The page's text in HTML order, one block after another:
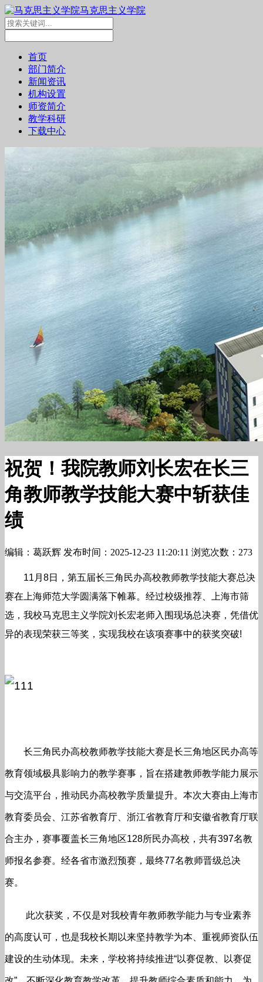
马克思主义学院
首页
部门简介
新闻资讯
机构设置
师资简介
教学科研
下载中心
祝贺！我院教师刘长宏在长三
角教师教学技能大赛中斩获佳
绩
编辑：葛跃辉 发布时间：2025-12-23 11:20:11 浏览次数：273
11月8日，第五届长三角民办高校教师教学技能大赛总决
赛在上海师范大学圆满落下帷幕。经过校级推荐、上海市筛
选，我校马克思主义学院刘长宏老师入围现场总决赛，凭借优
异的表现荣获三等奖，实现我校在该项赛事中的获奖突破!
长三角民办高校教师教学技能大赛是长三角地区民办高等
教育领域极具影响力的教学赛事，旨在搭建教师教学能力展示
与交流平台，推动民办高校教学质量提升。本次大赛由上海市
教育委员会、江苏省教育厅、浙江省教育厅和安徽省教育厅联
合主办，赛事覆盖长三角地区128所民办高校，共有397名教
师报名参赛。经各省市激烈预赛，最终77名教师晋级总决
赛。
此次获奖，不仅是对我校青年教师教学能力与专业素养
的高度认可，也是我校长期以来坚持教学为本、重视师资队伍
建设的生动体现。未来，学校将持续推进“以赛促教、以赛促